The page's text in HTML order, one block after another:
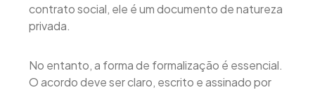
contrato social, ele é um documento de natureza
privada.
No entanto, a forma de formalização é essencial.
O acordo deve ser claro, escrito e assinado por